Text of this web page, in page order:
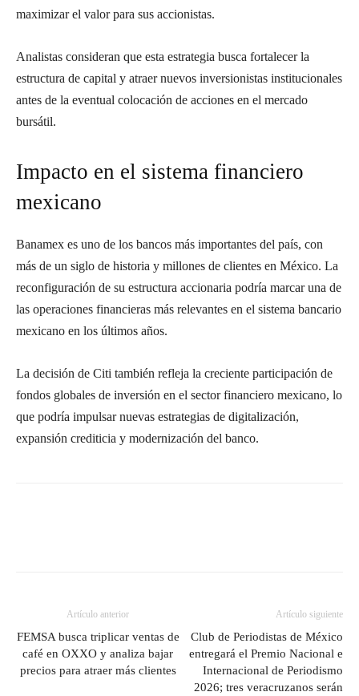
maximizar el valor para sus accionistas.
Analistas consideran que esta estrategia busca fortalecer la
estructura de capital y atraer nuevos inversionistas institucionales
antes de la eventual colocación de acciones en el mercado
bursátil.
Impacto en el sistema financiero
mexicano
Banamex es uno de los bancos más importantes del país, con
más de un siglo de historia y millones de clientes en México. La
reconfiguración de su estructura accionaria podría marcar una de
las operaciones financieras más relevantes en el sistema bancario
mexicano en los últimos años.
La decisión de Citi también refleja la creciente participación de
fondos globales de inversión en el sector financiero mexicano, lo
que podría impulsar nuevas estrategias de digitalización,
expansión crediticia y modernización del banco.
Artículo anterior
FEMSA busca triplicar ventas de
café en OXXO y analiza bajar
precios para atraer más clientes
Artículo siguiente
Club de Periodistas de México
entregará el Premio Nacional e
Internacional de Periodismo
2026; tres veracruzanos serán